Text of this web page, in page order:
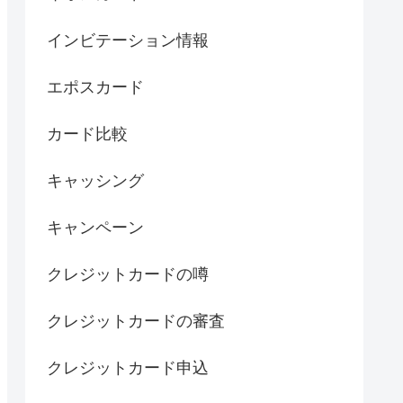
インビテーション情報
エポスカード
カード比較
キャッシング
キャンペーン
クレジットカードの噂
クレジットカードの審査
クレジットカード申込